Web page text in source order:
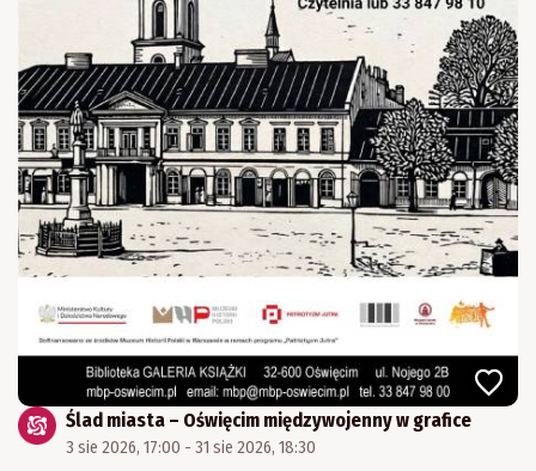
Ślad miasta – Oświęcim międzywojenny w grafice
3 sie 2026, 17:00 - 31 sie 2026, 18:30